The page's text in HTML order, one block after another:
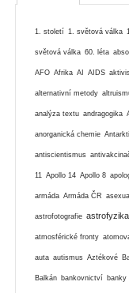
1. století 1. světová válka
světová válka 60. léta
AFO Afrika AI AIDS
alternativní metody
analýza textu andragogika
anorganická chemie
antiscientismus
11 Apollo 14 Apollo 8
armáda Armáda ČR
astrofotografie astrofyzika
atmosférické fronty
auta autismus Aztékové
Balkán bankovnictví banky